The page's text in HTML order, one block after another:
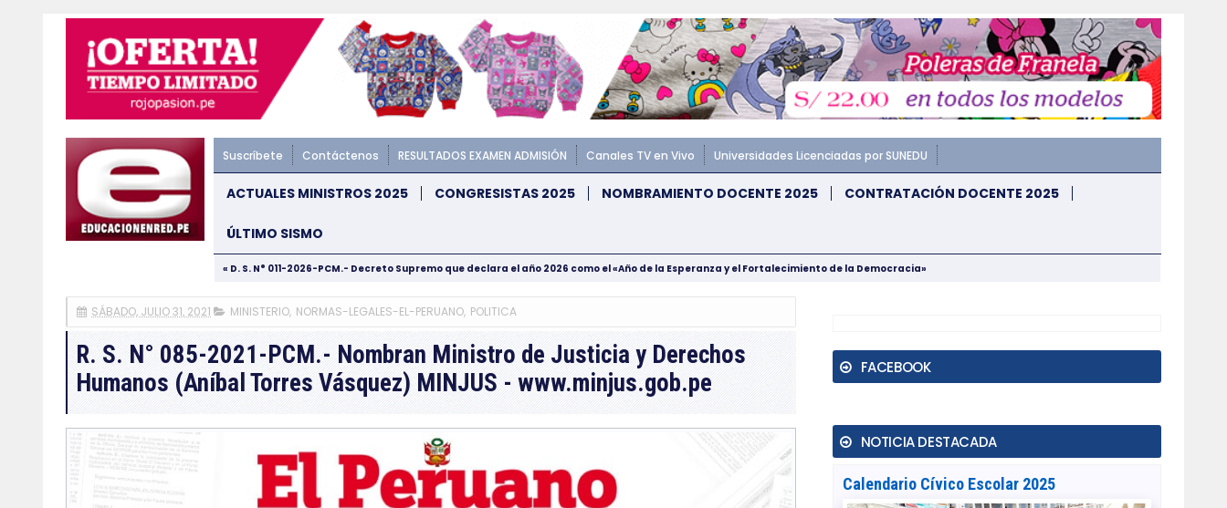
Suscríbete Contáctenos RESULTADOS EXAMEN ADMISIÓN Canales TV en Vivo Universidades Licenciadas por SUNEDU
ACTUALES MINISTROS 2025 CONGRESISTAS 2025 NOMBRAMIENTO DOCENTE 2025 CONTRATACIÓN DOCENTE 2025
ÚLTIMO SISMO
« D. S. N° 011-2026-PCM.- Decreto Supremo que declara el año 2026 como el «Año de la Esperanza y el Fortalecimiento de la Democracia»
SÁBADO, JULIO 31, 2021 MINISTERIO, NORMAS-LEGALES-EL-PERUANO, POLITICA
R. S. N° 085-2021-PCM.- Nombran Ministro de Justicia y Derechos
Humanos (Aníbal Torres Vásquez) MINJUS - www.minjus.gob.pe
FACEBOOK
NOTICIA DESTACADA
Calendario Cívico Escolar 2025